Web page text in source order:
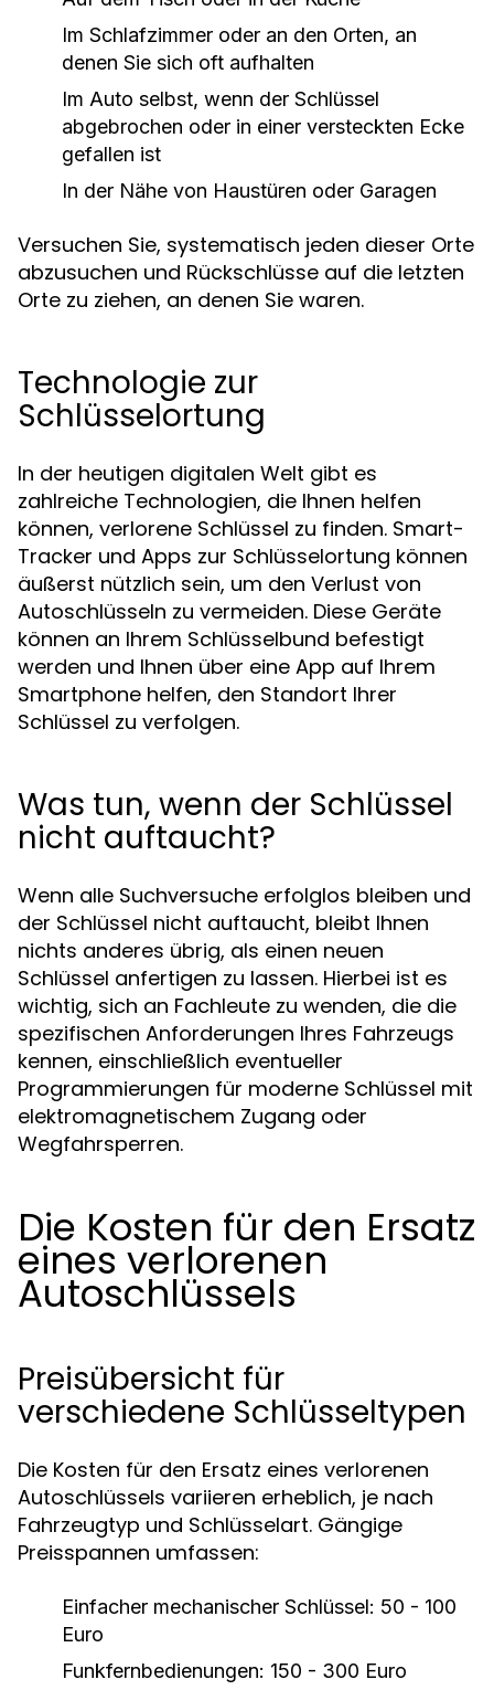
Im Schlafzimmer oder an den Orten, an
denen Sie sich oft aufhalten
Im Auto selbst, wenn der Schlüssel
abgebrochen oder in einer versteckten Ecke
gefallen ist
In der Nähe von Haustüren oder Garagen
Versuchen Sie, systematisch jeden dieser Orte
abzusuchen und Rückschlüsse auf die letzten
Orte zu ziehen, an denen Sie waren.
Technologie zur
Schlüsselortung
In der heutigen digitalen Welt gibt es
zahlreiche Technologien, die Ihnen helfen
können, verlorene Schlüssel zu finden. Smart-
Tracker und Apps zur Schlüsselortung können
äußerst nützlich sein, um den Verlust von
Autoschlüsseln zu vermeiden. Diese Geräte
können an Ihrem Schlüsselbund befestigt
werden und Ihnen über eine App auf Ihrem
Smartphone helfen, den Standort Ihrer
Schlüssel zu verfolgen.
Was tun, wenn der Schlüssel
nicht auftaucht?
Wenn alle Suchversuche erfolglos bleiben und
der Schlüssel nicht auftaucht, bleibt Ihnen
nichts anderes übrig, als einen neuen
Schlüssel anfertigen zu lassen. Hierbei ist es
wichtig, sich an Fachleute zu wenden, die die
spezifischen Anforderungen Ihres Fahrzeugs
kennen, einschließlich eventueller
Programmierungen für moderne Schlüssel mit
elektromagnetischem Zugang oder
Wegfahrsperren.
Die Kosten für den Ersatz
eines verlorenen
Autoschlüssels
Preisübersicht für
verschiedene Schlüsseltypen
Die Kosten für den Ersatz eines verlorenen
Autoschlüssels variieren erheblich, je nach
Fahrzeugtyp und Schlüsselart. Gängige
Preisspannen umfassen:
Einfacher mechanischer Schlüssel: 50 - 100
Euro
Funkfernbedienungen: 150 - 300 Euro